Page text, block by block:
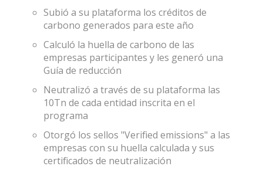
Subió a su plataforma los créditos de
carbono generados para este año
Calculó la huella de carbono de las
empresas participantes y les generó una
Guía de reducción
Neutralizó a través de su plataforma las
10Tn de cada entidad inscrita en el
programa
Otorgó los sellos "Verified emissions" a las
empresas con su huella calculada y sus
certificados de neutralización